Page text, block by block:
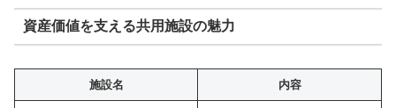
資産価値を支える共用施設の魅力
施設名 内容